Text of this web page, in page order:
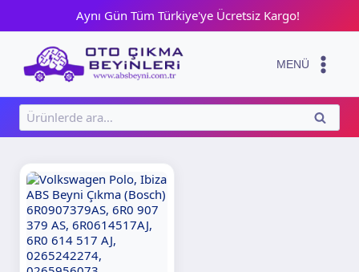
content
Aynı Gün Tüm Türkiye'ye Ücretsiz Kargo!
MENÜ
Ara:
ARA